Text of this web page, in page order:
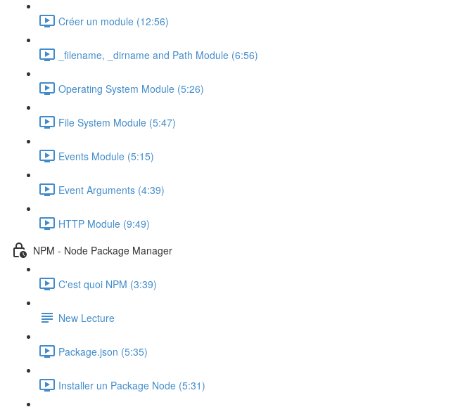
Créer un module (12:56)
_filename, _dirname and Path Module (6:56)
Operating System Module (5:26)
File System Module (5:47)
Events Module (5:15)
Event Arguments (4:39)
HTTP Module (9:49)
NPM - Node Package Manager
C'est quoi NPM (3:39)
New Lecture
Package.json (5:35)
Installer un Package Node (5:31)